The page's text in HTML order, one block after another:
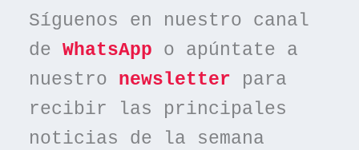
Síguenos en nuestro canal
de WhatsApp o apúntate a
nuestro newsletter para
recibir las principales
noticias de la semana